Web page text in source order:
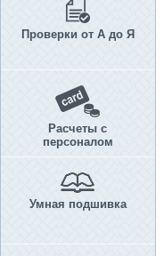
Проверки от А до Я
Расчеты с
персоналом
Умная подшивка